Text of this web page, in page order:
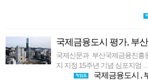
국제금융도시 평가, 부
국제신문과 부산국제금융진흥
지 지정 15주년 기념 심포지엄 ...
국제금융도시 ,